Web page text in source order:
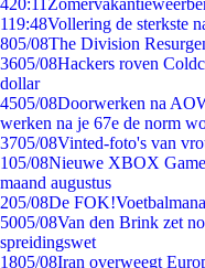
420:11
119:48Vollering de sterkste
805/08The Division
3605/08Hackers roven
dollar
4505/08Doorwerken na
werken na je 67e de norm
3705/08Vinted-foto's van
105/08Nieuwe XBOX Game
maand augustus
205/08De
5005/08Van den Brink zet
spreidingswet
1805/08Iran overweegt